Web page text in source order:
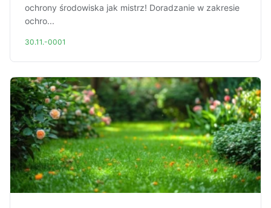
ochrony środowiska jak mistrz! Doradzanie w zakresie
ochro...
30.11.-0001